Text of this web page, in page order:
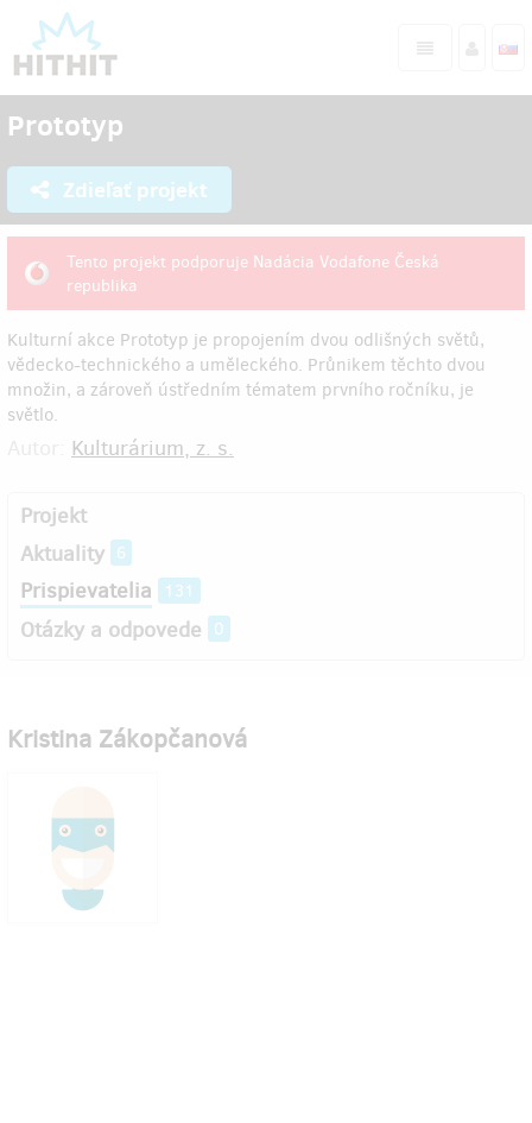
Prototyp
Zdieľať projekt
Tento projekt podporuje Nadácia Vodafone Česká
republika
Kulturní akce Prototyp je propojením dvou odlišných světů,
vědecko-technického a uměleckého. Průnikem těchto dvou
množin, a zároveň ústředním tématem prvního ročníku, je
světlo.
Kulturárium, z. s.
Projekt
Aktuality 6
Prispievatelia 131
Otázky a odpovede 0
Kristina Zákopčanová